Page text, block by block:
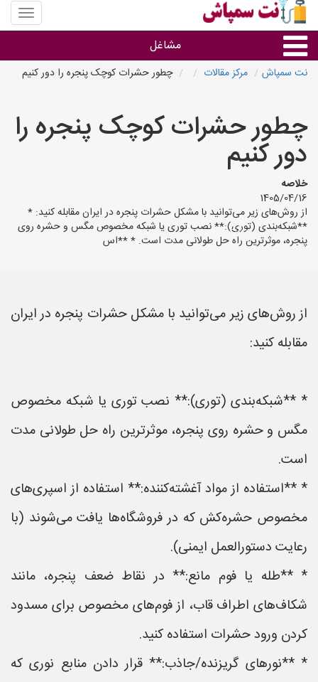
منوی
سایت
مشاغل
استان ها
نت سمپاش مرکز مقالات چطور حشرات کوچک پنجره را دور کنیم
چطور حشرات کوچک پنجره را
دور کنیم
خلاصه
1405/04/16
از روش‌های زیر می‌توانید با مشکل حشرات پنجره در ایران مقابله کنید: *
**شبکه‌بندی (توری):** نصب توری یا شبکه مخصوص مگس و حشره روی
پنجره، موثرترین راه حل طولانی مدت است. * **اس
از روش‌های زیر می‌توانید با مشکل حشرات پنجره در ایران
مقابله کنید:
* **شبکه‌بندی (توری):** نصب توری یا شبکه مخصوص
مگس و حشره روی پنجره، موثرترین راه حل طولانی مدت
است.
* **استفاده از مواد آغشته‌کننده:** استفاده از اسپری‌های
مخصوص حشره‌کش که در فروشگاه‌ها یافت می‌شوند (با
رعایت دستورالعمل ایمنی).
* **طله یا فوم مانع:** در نقاط ضعف پنجره، مانند
شکاف‌های اطراف قاب، از فوم‌های مخصوص برای مسدود
کردن ورود حشرات استفاده کنید.
* **نورهای گریزنده/جاذب:** قرار دادن منابع نوری که